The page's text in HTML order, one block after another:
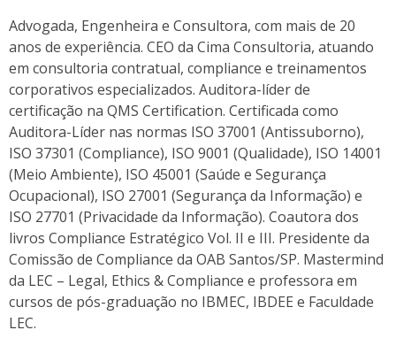
Advogada, Engenheira e Consultora, com mais de 20
anos de experiência. CEO da Cima Consultoria, atuando
em consultoria contratual, compliance e treinamentos
corporativos especializados. Auditora-líder de
certificação na QMS Certification. Certificada como
Auditora-Líder nas normas ISO 37001 (Antissuborno),
ISO 37301 (Compliance), ISO 9001 (Qualidade), ISO 14001
(Meio Ambiente), ISO 45001 (Saúde e Segurança
Ocupacional), ISO 27001 (Segurança da Informação) e
ISO 27701 (Privacidade da Informação). Coautora dos
livros Compliance Estratégico Vol. II e III. Presidente da
Comissão de Compliance da OAB Santos/SP. Mastermind
da LEC – Legal, Ethics & Compliance e professora em
cursos de pós-graduação no IBMEC, IBDEE e Faculdade
LEC.